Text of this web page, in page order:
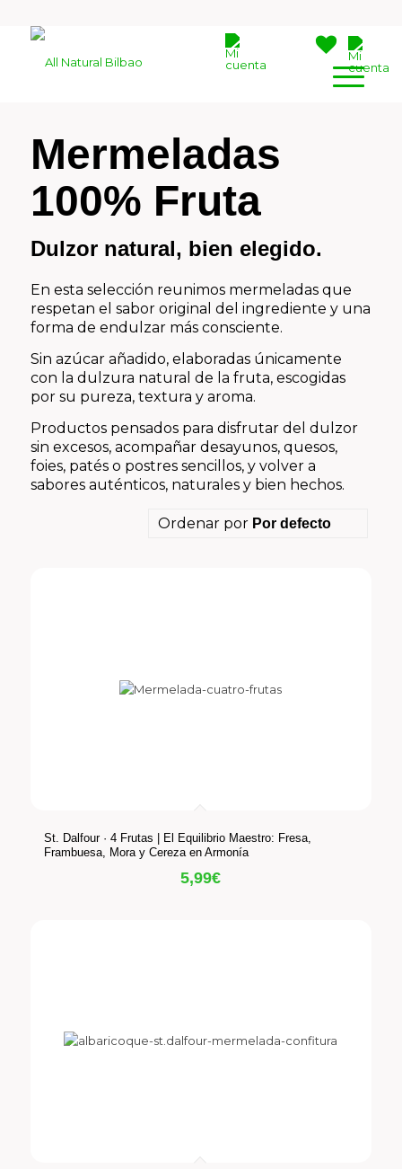
Mermeladas
100% Fruta
Dulzor natural, bien elegido.
En esta selección reunimos mermeladas que
respetan el sabor original del ingrediente y una
forma de endulzar más consciente.
Sin azúcar añadido, elaboradas únicamente
con la dulzura natural de la fruta, escogidas
por su pureza, textura y aroma.
Productos pensados para disfrutar del dulzor
sin excesos, acompañar desayunos, quesos,
foies, patés o postres sencillos, y volver a
sabores auténticos, naturales y bien hechos.
Ordenar por Por defecto
St. Dalfour · 4 Frutas | El Equilibrio Maestro: Fresa,
Frambuesa, Mora y Cereza en Armonía
5,99€